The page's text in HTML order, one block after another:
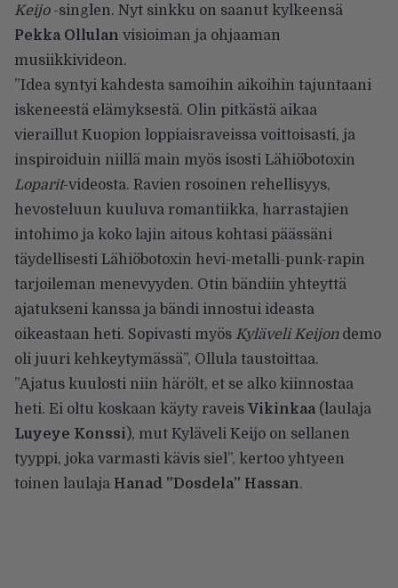
Keijo-singlen. Nyt sinkku on saanut kylkeensä
Pekka Ollulan visioiman ja ohjaaman
musiikkivideon.
”Idea syntyi kahdesta samoihin aikoihin tajuntaani
iskeneestä elämyksestä. Olin pitkästä aikaa
vieraillut Kuopion loppiaisraveissa voittoisasti, ja
inspiroiduin niillä main myös isosti Lähiöbotoxin
Loparit-videosta. Ravien rosoinen rehellisyys,
hevosteluun kuuluva romantiikka, harrastajien
intohimo ja koko lajin aitous kohtasi päässäni
täydellisesti Lähiöbotoxin hevi-metalli-punk-rapin
tarjoileman menevyyden. Otin bändiin yhteyttä
ajatukseni kanssa ja bändi innostui ideasta
oikeastaan heti. Sopivasti myös Kyläveli Keijondemo
oli juuri kehkeytymässä”, Ollula taustoittaa.
”Ajatus kuulosti niin härölt, et se alko kiinnostaa
heti. Ei oltu koskaan käyty raveis Vikinkaa(laulaja
Luyeye Konssi), mut Kyläveli Keijo on sellanen
tyyppi, joka varmasti kävis siel”, kertoo yhtyeen
toinen laulaja Hanad ”Dosdela” Hassan.